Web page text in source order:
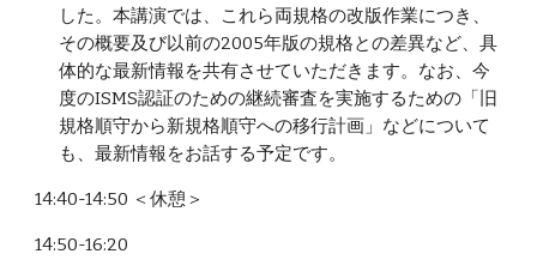
した。本講演では、これら両規格の改版作業につき、
その概要及び以前の2005年版の規格との差異など、具
体的な最新情報を共有させていただきます。なお、今
度のISMS認証のための継続審査を実施するための「旧
規格順守から新規格順守への移行計画」などについて
も、最新情報をお話する予定です。
14:40-14:50 ＜休憩＞
14:50-16:20